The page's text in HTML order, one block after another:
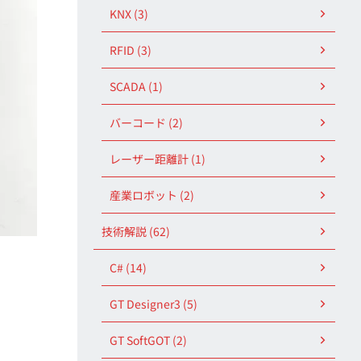
KNX (3)
RFID (3)
SCADA (1)
バーコード (2)
レーザー距離計 (1)
産業ロボット (2)
技術解説 (62)
C# (14)
GT Designer3 (5)
GT SoftGOT (2)